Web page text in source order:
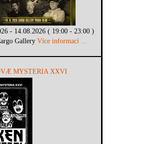
- 14.08.2026 ( 19:00 - 23:00 )
GalleryVíce informací ...
MYSTERIA XXVI